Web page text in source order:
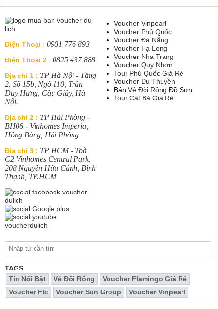
Điện Thoại : 0901 776 893
Điện Thoại 2 : 0825 437 888
Địa chỉ 1 : TP Hà Nội - Tầng
2, Số 15b, Ngõ 110, Trần
Duy Hưng, Cầu Giầy, Hà
Nội.
Địa chỉ 2 : TP Hải Phòng -
BH06 - Vinhomes Imperia,
Hồng Bàng, Hải Phòng
Địa chỉ 3 : TP HCM - Toà
C2 Vinhomes Central Park,
208 Nguyễn Hữu Cảnh, Bình
Thạnh, TP.HCM
Voucher Vinpearl
Voucher Phú Quốc
Voucher Đà Nẵng
Voucher Hạ Long
Voucher Nha Trang
Voucher Quy Nhơn
Tour Phú Quốc Giá Rẻ
Voucher Du Thuyền
Bán Vé Đồi Rồng Đồ Sơn
Tour Cát Bà Giá Rẻ
TAGS
Tin Nổi Bật
Vé Đồi Rồng
Voucher Flamingo Giá Rẻ
Voucher Flc
Voucher Sun Group Voucher Vinpearl